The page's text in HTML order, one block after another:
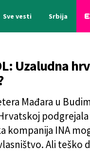
Sve vesti Srbija
Uzaludna
Mađara u
podgrejala
kompanija INA
Ali teško